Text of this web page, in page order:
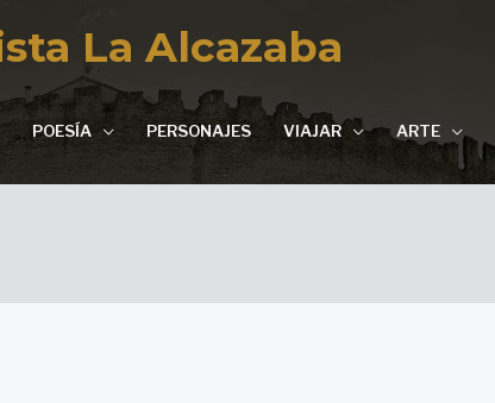
La Alcazaba
POESÍA PERSONAJES VIAJAR ARTE